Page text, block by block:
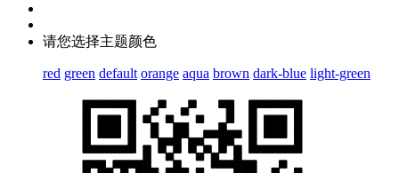
请您选择主题颜色
red green default orange aqua brown dark-blue light-green